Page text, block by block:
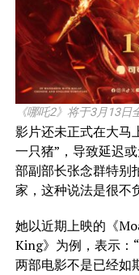
《哪吒2》将于3月13日
影片还未正式在大马
一只猪”，导致延迟
部副部长张念群特别
家，这种说法是很不
她以近期上映的《
King》为例，表示：
两部电影不是已经如